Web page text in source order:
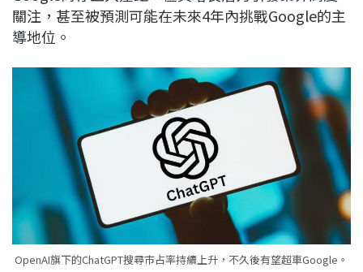
關注，甚至被預測可能在未來4年內挑戰Google的主
導地位。
OpenAI旗下的ChatGPT搜尋市占率持續上升，不久後有望超車Google。